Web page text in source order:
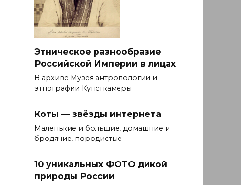
Этническое разнообразие
Российской Империи в лицах
В архиве Музея антропологии и
этнографии Кунсткамеры
Коты — звёзды интернета
Маленькие и большие, домашние и
бродячие, породистые
10 уникальных ФОТО дикой
природы России